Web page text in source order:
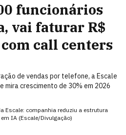
funcionários
vai faturar R$
call centers
de vendas por telefone, a Escale
mira crescimento de 30% em 2026
Escale: companhia reduziu a estrutura
IA (Escale/Divulgação)